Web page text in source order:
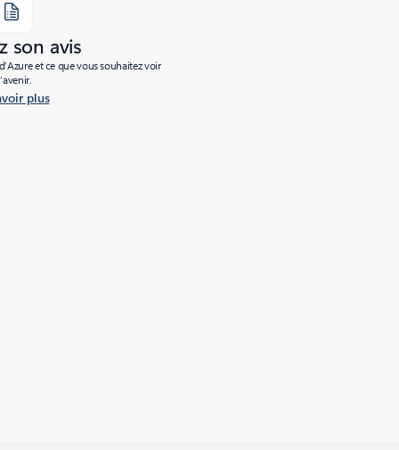
son avis
et ce que vous souhaitez voir
plus